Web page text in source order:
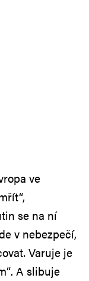
ve
se na ní
v nebezpečí,
Varuje je
A slibuje